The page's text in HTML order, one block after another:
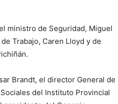
ministro de Seguridad, Miguel
Trabajo, Caren Lloyd y de
Brandt, el director General de
del Instituto Provincial